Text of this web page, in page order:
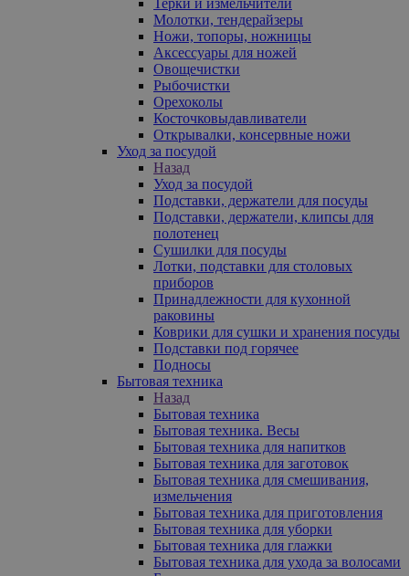
Молотки, тендерайзеры
Ножи, топоры, ножницы
Аксессуары для ножей
Овощечистки
Рыбочистки
Орехоколы
Косточковыдавливатели
Открывалки, консервные ножи
Уход за посудой
Назад
Уход за посудой
Подставки, держатели для посуды
Подставки, держатели, клипсы для
полотенец
Сушилки для посуды
Лотки, подставки для столовых
приборов
Принадлежности для кухонной
раковины
Коврики для сушки и хранения посуды
Подставки под горячее
Подносы
Бытовая техника
Назад
Бытовая техника
Бытовая техника. Весы
Бытовая техника для напитков
Бытовая техника для заготовок
Бытовая техника для смешивания,
измельчения
Бытовая техника для приготовления
Бытовая техника для уборки
Бытовая техника для глажки
Бытовая техника для ухода за волосами